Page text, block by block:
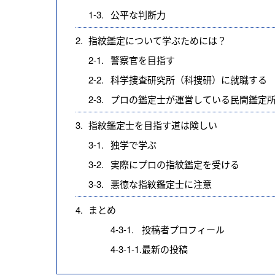
1-3.
公平な判断力
2. 指紋鑑定について学ぶためには？
2-1. 警察官を目指す
2-2. 科学捜査研究所（科捜研）に就職する
2-3.
プロの鑑定士が運営している民間鑑定
3. 指紋鑑定士を目指す道は険しい
3-1. 独学で学ぶ
3-2.
実際にプロの指紋鑑定を受ける
3-3. 悪徳な指紋鑑定士に注意
4. まとめ
4-3-1.
投稿者プロフィール
4-3-1-1.最新の投稿